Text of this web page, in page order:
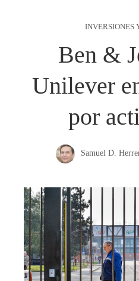
INVERSIONES
Ben &
Unilever
por
Samuel D.